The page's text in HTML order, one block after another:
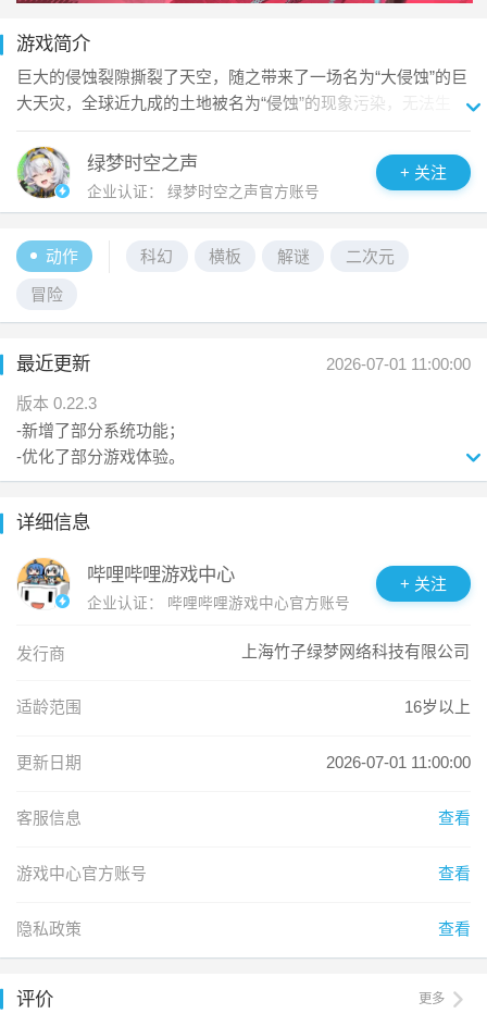
我们也始终注重游戏难度的平衡设计 —— 确保每位玩家都能完
整地体验主线剧情，尽情畅游这个世界的核心内容。
期待与您在哈洛星球相遇，共同开启这场充满挑战与惊喜的绿
梦之旅。
游戏简介
巨大的侵蚀裂隙撕裂了天空，随之带来了一场名为“大侵蚀”的巨
大天灾，全球近九成的土地被名为“侵蚀”的现象污染，无法生
存，苟延残喘的人类只能逃进数个要塞都市以求存续。
如果任由局势发展下去，最后的结果只有一个——人类文明就
此终结。
有中古时代的利刃寒光乍现，远古巨龙的咆哮突破云霄，又或
是电磁光炮携着刺目光芒呼啸而过。你将聆听其它文明回荡在
一道落寞的叹息。
绿梦时空之声
企业认证： 绿梦时空之声官方账号
+ 关注
动作 科幻 横板 解谜 二次元
冒险
最近更新 2026-07-01 11:00:00
版本 0.22.3
-新增了部分系统功能；
-优化了部分游戏体验。
详细信息
哔哩哔哩游戏中心
企业认证： 哔哩哔哩游戏中心官方账号
+ 关注
发行商 上海竹子绿梦网络科技有限公司
适龄范围 16岁以上
更新日期 2026-07-01 11:00:00
客服信息 查看
游戏中心官方账号 查看
隐私政策 查看
评价 更多